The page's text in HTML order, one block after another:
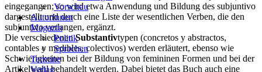
Vorschau
AutorInnen
Magazin
Politik
Sprachen
Termine
Verlag
eingegangen; so wird etwa Anwendung und Bildung des subjuntivo
dargestellt und durch eine Liste der wesentlichen Verben, die den
subjuntivo verlangen, ergänzt.
Die verschiedenenSubstantivtypen (concretos y abstractos,
contables y medibles, colectivos) werden erläutert, ebenso wie
Schwierigkeiten bei der Bildung von femininen Formen und bei der
Artikelwahl behandelt werden. Dabei bietet das Buch auch eine